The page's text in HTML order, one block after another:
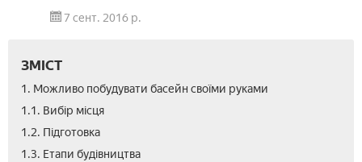
7 сент. 2016 р.
ЗМІСТ
1. Можливо побудувати басейн своїми руками
1.1. Вибір місця
1.2. Підготовка
1.3. Етапи будівництва